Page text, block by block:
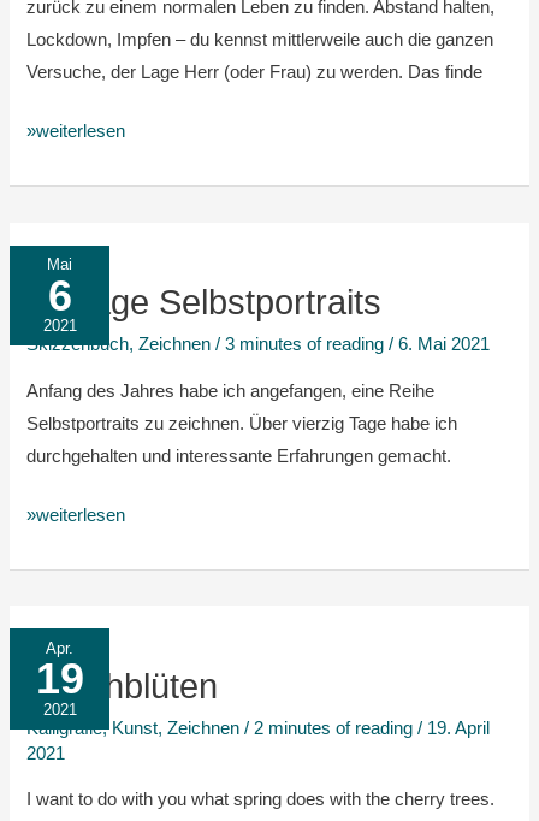
zurück zu einem normalen Leben zu finden. Abstand halten,
Lockdown, Impfen – du kennst mittlerweile auch die ganzen
Versuche, der Lage Herr (oder Frau) zu werden. Das finde
»weiterlesen
Mai
6
2021
40 Tage Selbstportraits
Skizzenbuch,Zeichnen /3 minutes of reading /6. Mai 2021
Anfang des Jahres habe ich angefangen, eine Reihe
Selbstportraits zu zeichnen. Über vierzig Tage habe ich
durchgehalten und interessante Erfahrungen gemacht.
Tage
Selbstportraits
»weiterlesen
Apr.
19
2021
Kirschblüten
Kalligrafie, Kunst,Zeichnen / 2 minutes of reading / 19. April
2021
I want to do with you what spring does with the cherry trees.
Kirschblüten